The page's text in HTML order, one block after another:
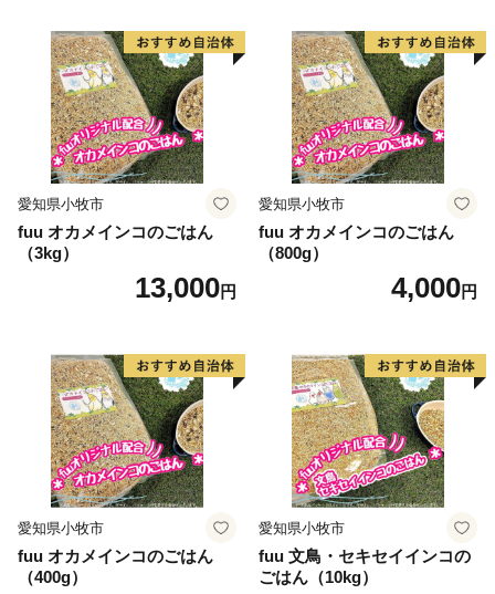
愛知県小牧市
fuu オカメインコのごはん
（3kg）
13,000円
愛知県小牧市
fuu オカメインコのごはん
（800g）
4,000円
愛知県小牧市
fuu オカメインコのごはん
（400g）
愛知県小牧市
fuu 文鳥・セキセイインコの
ごはん（10kg）